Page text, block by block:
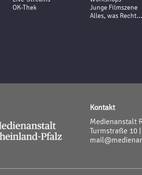
OK-Thek
Junge Filmszene
Alles, was Recht...
Kontakt
Medienanstalt
Turmstraße 10